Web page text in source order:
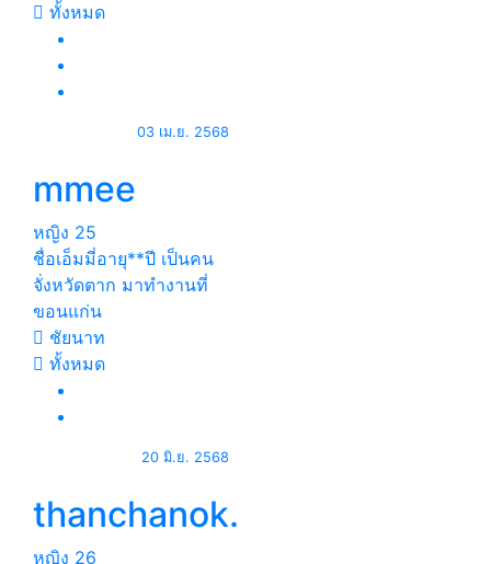
ทั้งหมด
03 เม.ย. 2568
mmee
หญิง 25
ชื่อเอ็มมี่อายุ**ปี เป็นคน
จั่งหวัดตาก มาทำงานที่
ขอนแก่น
ชัยนาท
ทั้งหมด
20 มิ.ย. 2568
thanchanok.
หญิง 26